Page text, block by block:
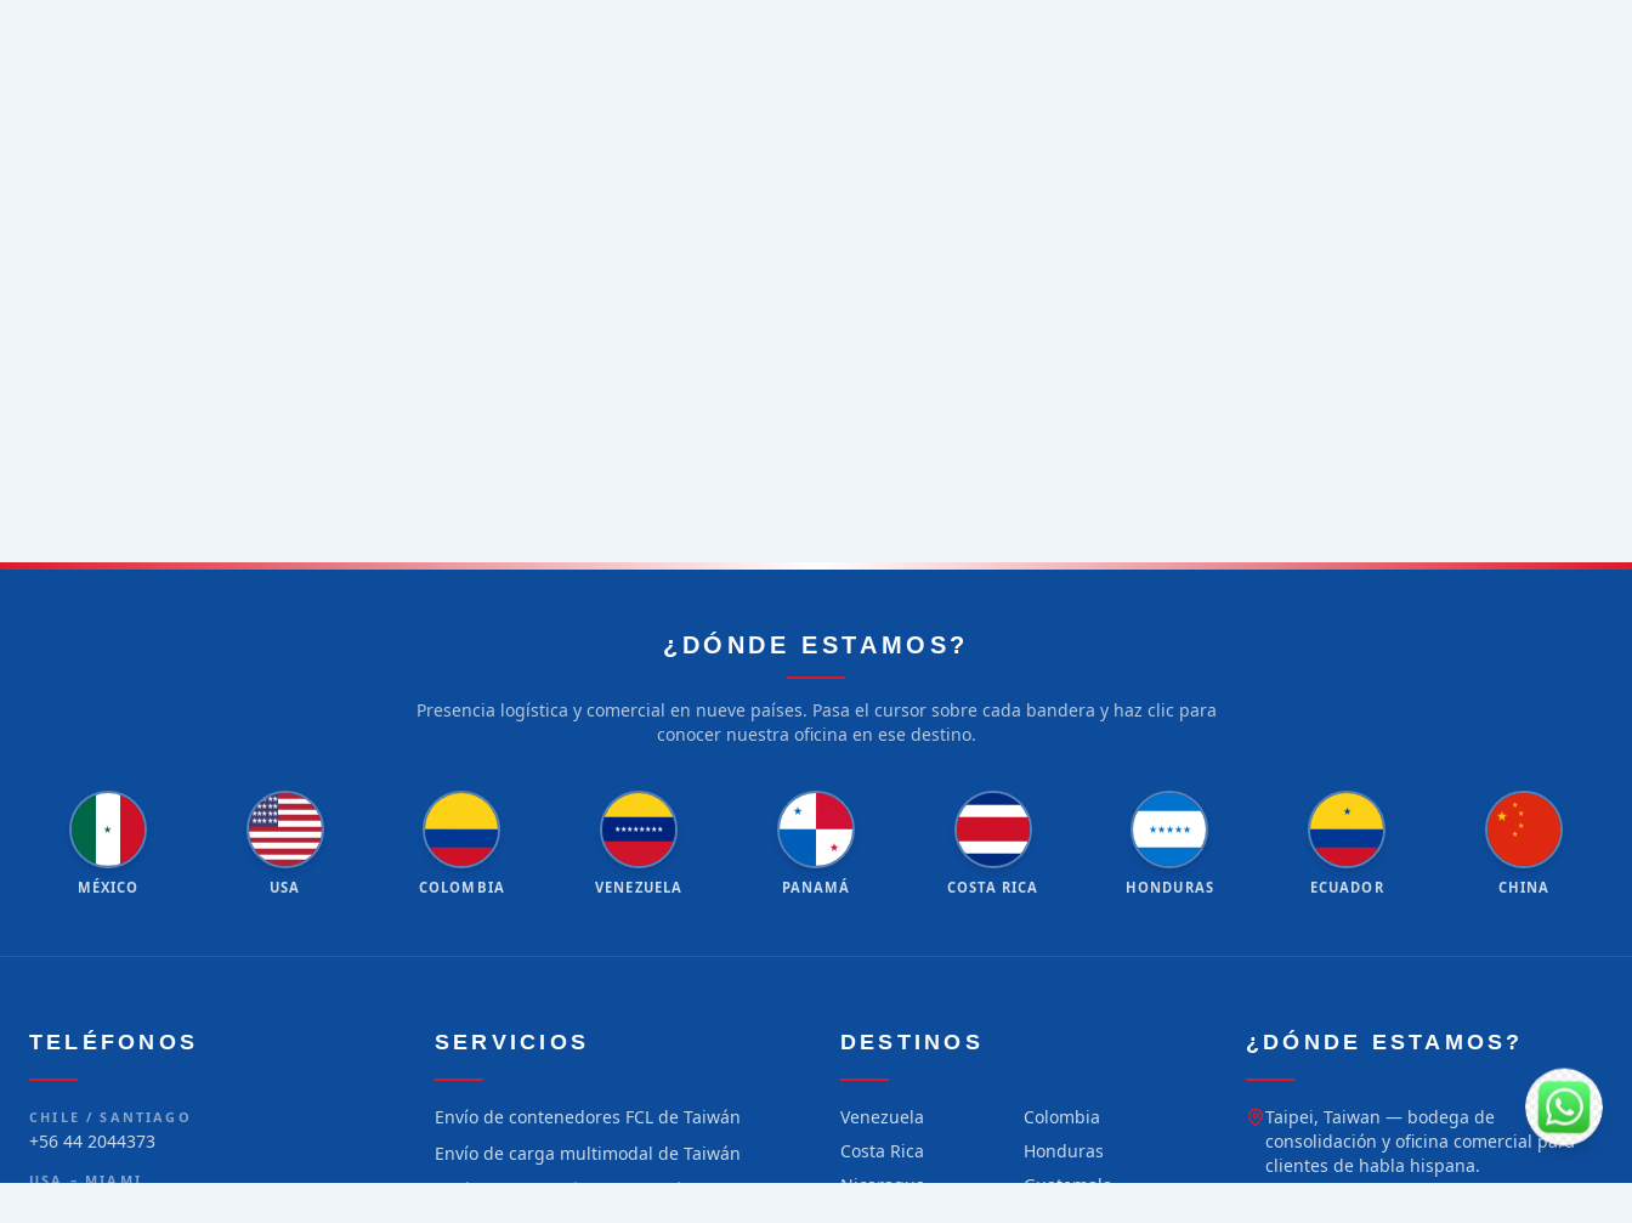
¿DÓNDE ESTAMOS?
Presencia logística y comercial en nueve países. Pasa el cursor sobre cada bandera y haz clic para
conocer nuestra oficina en ese destino.
★
MÉXICO
★★★★
★★★★★
★★★★★
★★★★★
USA COLOMBIA
★★★★★★★★
VENEZUELA
★
★
PANAMÁ COSTA RICA
★★★★★
HONDURAS
★
ECUADOR
★
★
★
★
★
CHINA
TELÉFONOS
CHILE / SANTIAGO
+56 44 2044373
USA – MIAMI
SERVICIOS
Envío de contenedores FCL de Taiwán
Envío de carga multimodal de Taiwán
Envío de carga aérea de Taiwán
DESTINOS
Venezuela
Colombia
Costa Rica
Honduras
Nicaragua
Guatemala
¿DÓNDE ESTAMOS?
Taipei, Taiwan — bodega de
consolidación y oficina comercial para
clientes de habla hispana.